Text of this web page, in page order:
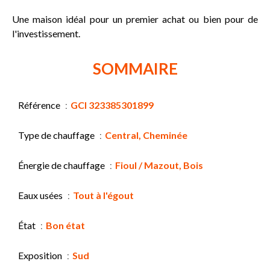
Une maison idéal pour un premier achat ou bien pour de
l'investissement.
SOMMAIRE
Référence GCI 323385301899
Type de chauffage Central, Cheminée
Énergie de chauffage Fioul / Mazout, Bois
Eaux usées Tout à l'égout
État Bon état
Exposition Sud